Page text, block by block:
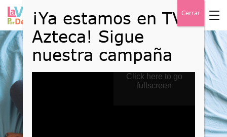
Click here to go
fullscreen